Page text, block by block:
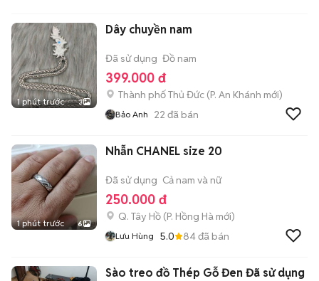
1 phút trước 3
Dây chuyền nam
Đã sử dụng Đồ nam
399.000 đ
Thành phố Thủ Đức (P. An Khánh mới)
Bảo Anh 22 đã bán
1 phút trước 6
Nhẫn CHANEL size 20
Đã sử dụng Cả nam và nữ
250.000 đ
Q. Tây Hồ (P. Hồng Hà mới)
Lưu Hùng 5.0 84đã bán
Sào treo đồ Thép Gỗ Đen Đã sử dụng